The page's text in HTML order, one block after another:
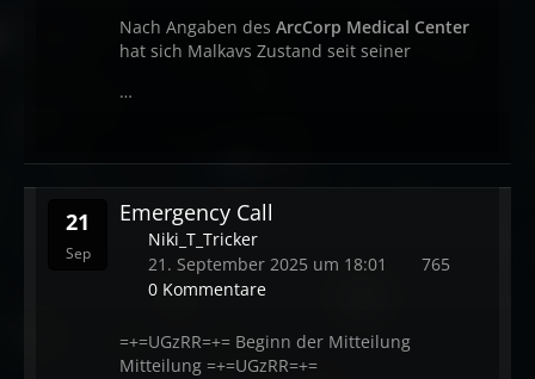
Nach Angaben des ArcCorp Medical Center
hat sich Malkavs Zustand seit seiner
…
21
Sep
Emergency Call
Niki_T_Tricker
21. September 2025 um 18:01
765
0 Kommentare
=+=UGzRR=+= Beginn der Mitteilung
Mitteilung =+=UGzRR=+=